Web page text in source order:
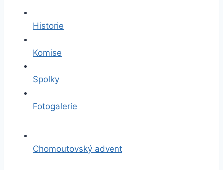
Historie
Komise
Spolky
Fotogalerie
Chomoutovský advent